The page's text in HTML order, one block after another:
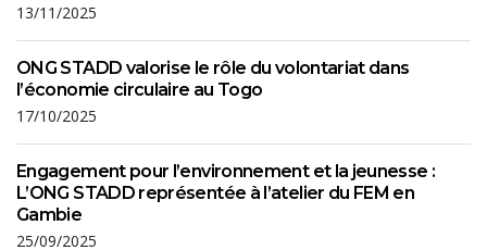
13/11/2025
ONG STADD valorise le rôle du volontariat dans
l’économie circulaire au Togo
17/10/2025
Engagement pour l’environnement et la jeunesse :
L’ONG STADD représentée à l’atelier du FEM en
Gambie
25/09/2025